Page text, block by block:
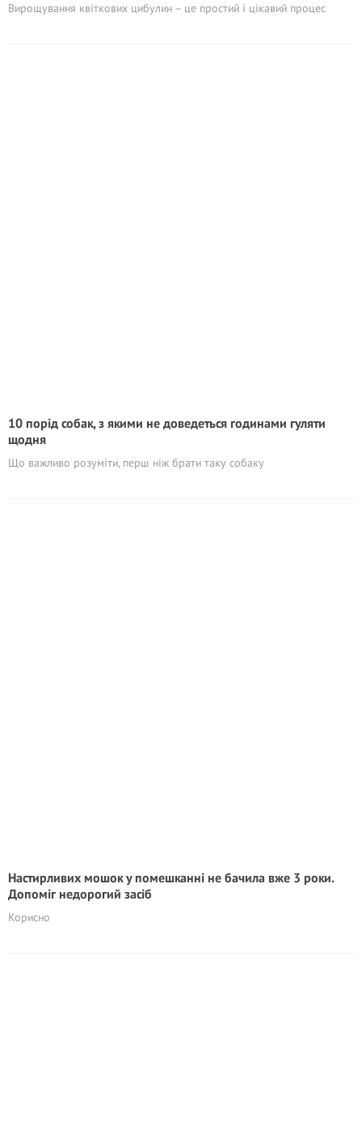
Вирощування квіткових цибулин – це простий і цікавий процес
10 порід собак, з якими не доведеться годинами гуляти
щодня
Що важливо розуміти, перш ніж брати таку собаку
Настирливих мошок у помешканні не бачила вже 3 роки.
Допоміг недоpoгий засіб
Корисно